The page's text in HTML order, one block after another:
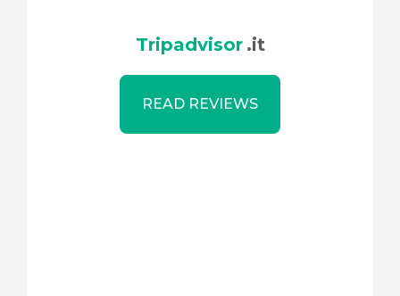
Tripadvisor .it
READ REVIEWS